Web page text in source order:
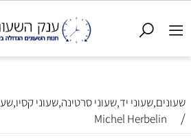
שעונים,שעוני יד,שעוני סרטינה,שעוני
/
Michel Herbelin